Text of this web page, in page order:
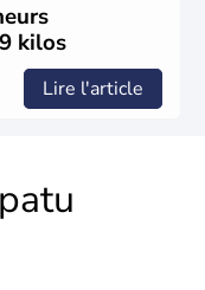
kilos
Lire l'article